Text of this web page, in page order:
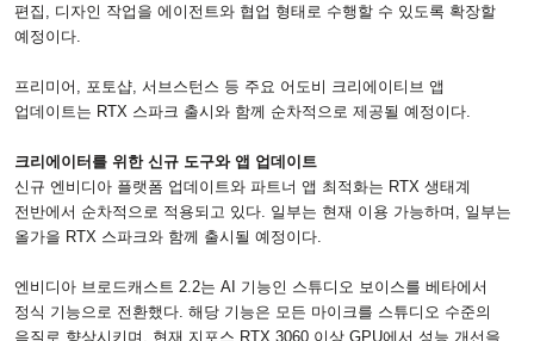
편집
디자인 작업을 에이전트와 협업 형태로 수행할 수 있도록 확장할
예정이다
프리미어 포토샵 서브스턴스 등 주요 어도비 크리에이티브 앱
업데이트는 RTX 스파크 출시와 함께 순차적으로 제공될 예정이다
크리에이터를 위한 신규 도구와 앱 업데이트
신규 엔비디아 플랫폼 업데이트와 파트너 앱 최적화는 RTX 생태계
전반에서 순차적으로 적용되고 있다 일부는 현재 이용 가능하며
일부는
올가을 RTX 스파크와 함께 출시될 예정이다
엔비디아 브로드캐스트 2.2는 AI 기능인 스튜디오 보이스를 베타에서
정식 기능으로 전환했다 해당 기능은 모든 마이크를 스튜디오 수준의
음질로 향상시키며
현재 지포스 RTX 3060 이상 GPU에서 성능 개선을